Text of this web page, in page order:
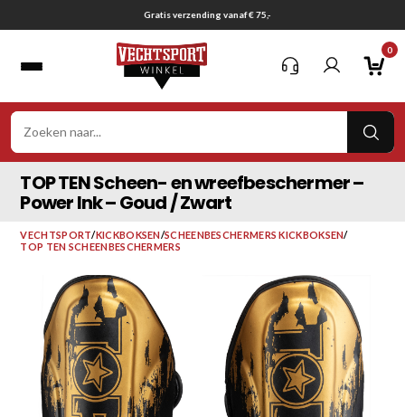
naar
Gratis verzending vanaf € 75,-
0
TOP TEN Scheen- en wreefbeschermer –
Power Ink – Goud / Zwart
VECHTSPORT/KICKBOKSEN/SCHEENBESCHERMERS KICKBOKSEN/
TOP TEN SCHEENBESCHERMERS